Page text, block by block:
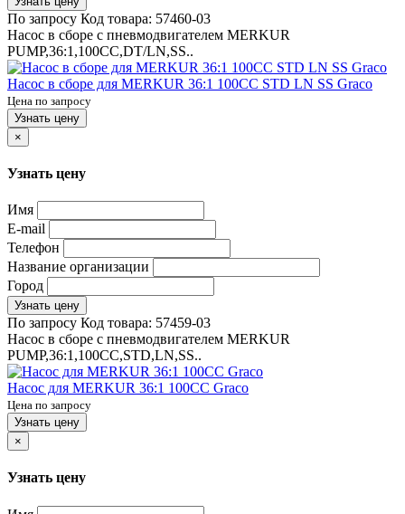
По запросу Код товара: 57460-03
Насос в сборе с пневмодвигателем MERKUR
PUMP,36:1,100CC,DT/LN,SS..
Насос в сборе для MERKUR 36:1 100CC STD LN SS Graco
Цена по запросу
Узнать цену
×
Узнать цену
Имя
E-mail
Телефон
Название организации
Город
Узнать цену
По запросу Код товара: 57459-03
Насос в сборе с пневмодвигателем MERKUR
PUMP,36:1,100CC,STD,LN,SS..
Насос для MERKUR 36:1 100CC Graco
Цена по запросу
Узнать цену
×
Узнать цену